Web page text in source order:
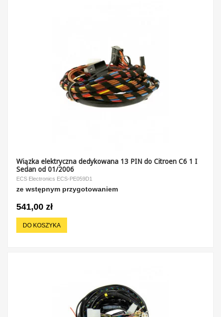
Wiązka elektryczna dedykowana 13 PIN do Citroen C6 1 I
Sedan od 01/2006
ECS Electronics ECS-PE059D1
ze wstępnym przygotowaniem
541,00 zł
DO KOSZYKA